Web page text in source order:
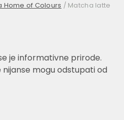
Home of Colours / Matcha latte
je informativne prirode.
nijanse mogu odstupati od